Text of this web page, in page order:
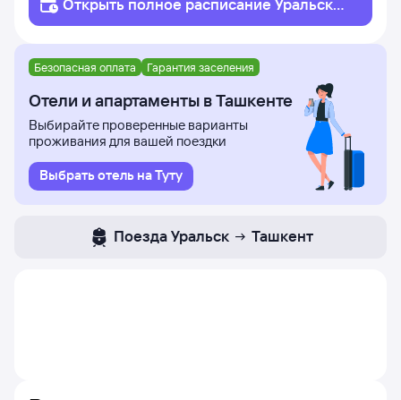
Открыть полное расписание Уральск
ашкент
Безопасная оплата Гарантия заселения
Отели и апартаменты в Ташкенте
Выбирайте проверенные варианты
проживания для вашей поездки
Выбрать отель на Туту
Поезда Уральск Ташкент